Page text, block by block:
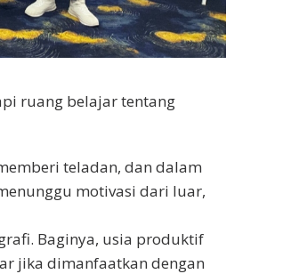
ruang belajar tentang
teladan, dan dalam
motivasi dari luar,
Baginya, usia produktif
jika dimanfaatkan dengan